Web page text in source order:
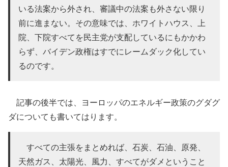
いる法案から外され、審議中の法案も外さない限り
前に進まない。その意味では、ホワイトハウス、上
院、下院すべてを民主党が支配しているにもかかわ
らず、バイデン政権はすでにレームダック化してい
るのです。
記事の後半では、ヨーロッパのエネルギー政策のグダグ
ダについても書いてはります。
すべての主張をまとめれば、石炭、石油、原発、
天然ガス、太陽光、風力、すべてがダメということ